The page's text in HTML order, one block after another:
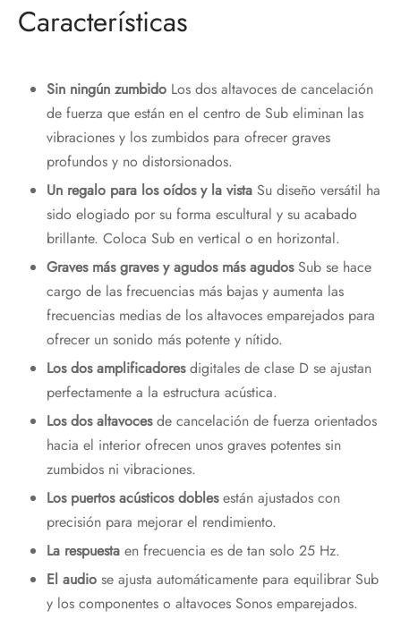
Características
Sin ningún zumbido Los dos altavoces de cancelación
de fuerza que están en el centro de Sub eliminan las
vibraciones y los zumbidos para ofrecer graves
profundos y no distorsionados.
Un regalo para los oídos y la vista Su diseño versátil ha
sido elogiado por su forma escultural y su acabado
brillante. Coloca Sub en vertical o en horizontal.
Graves más graves y agudos más agudosSub se hace
cargo de las frecuencias más bajas y aumenta las
frecuencias medias de los altavoces emparejados para
ofrecer un sonido más potente y nítido.
Los dos amplificadoresdigitales de clase D se ajustan
perfectamente a la estructura acústica.
Los dos altavocesde cancelación de fuerza orientados
hacia el interior ofrecen unos graves potentes sin
zumbidos ni vibraciones.
Los puertos acústicos doblesestán ajustados con
precisión para mejorar el rendimiento.
La respuestaen frecuencia es de tan solo 25 Hz.
El audiose ajusta automáticamente para equilibrar Sub
y los componentes o altavoces Sonos emparejados.